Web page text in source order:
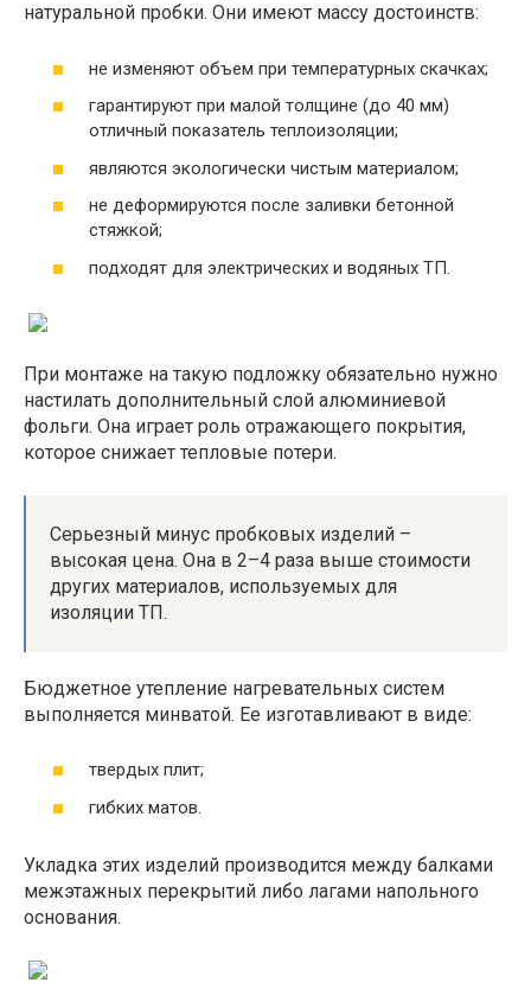
натуральной пробки. Они имеют массу достоинств:
не изменяют объем при температурных скачках;
гарантируют при малой толщине (до 40 мм)
отличный показатель теплоизоляции;
являются экологически чистым материалом;
не деформируются после заливки бетонной
стяжкой;
подходят для электрических и водяных ТП.
При монтаже на такую подложку обязательно нужно
настилать дополнительный слой алюминиевой
фольги. Она играет роль отражающего покрытия,
которое снижает тепловые потери.
Серьезный минус пробковых изделий –
высокая цена. Она в 2–4 раза выше стоимости
других материалов, используемых для
изоляции ТП.
Бюджетное утепление нагревательных систем
выполняется минватой. Ее изготавливают в виде:
твердых плит;
гибких матов.
Укладка этих изделий производится между балками
межэтажных перекрытий либо лагами напольного
основания.